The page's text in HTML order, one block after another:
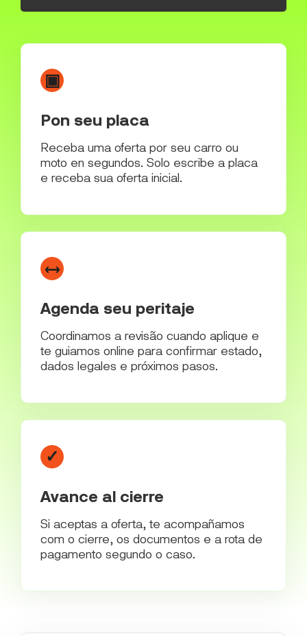
▣
Pon seu placa
Receba uma oferta por seu carro ou
moto en segundos. Solo escribe a placa
e receba sua oferta inicial.
↔
Agenda seu peritaje
Coordinamos a revisão cuando aplique e
te guiamos online para confirmar estado,
dados legales e próximos pasos.
✓
Avance al cierre
Si aceptas a oferta, te acompañamos
com o cierre, os documentos e a rota de
pagamento segundo o caso.